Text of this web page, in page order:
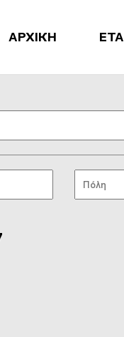
ΑΡΧΙΚΗ